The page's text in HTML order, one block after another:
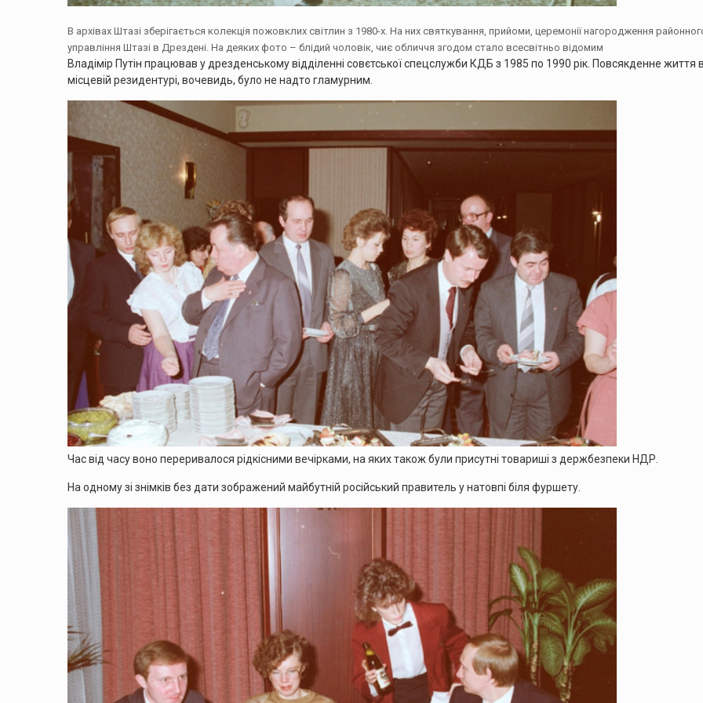
В архівах Штазі зберігається колекція пожовклих світлин з 1980-х. На них святкування, прийоми, церемонії нагородження
управління Штазі в Дрездені. На деяких фото – блідий чоловік, чиє обличчя згодом стало всесвітньо відомим
Владімір Путін працював у дрезденському відділенні совєтської спецслужби КДБ з 1985 по 1990 рік. Повсякденне життя
місцевій резидентурі, вочевидь, було не надто гламурним.
Час від часу воно переривалося рідкісними вечірками, на яких також були присутні товариші з держбезпеки НДР.
На одному зі знімків без дати зображений майбутній російський правитель у натовпі біля фуршету.